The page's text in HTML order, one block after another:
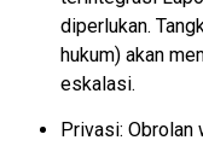
diperlukan.
hukum) akan
eskalasi.
Privasi: